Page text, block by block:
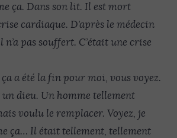
ça. Dans son lit. Il est mort
cardiaque. D’après le médecin
n’a pas souffert. C’était une crise
a été la fin pour moi, vous voyez.
un dieu. Un homme tellement
voulu le remplacer. Voyez, je
ça… Il était tellement, tellement